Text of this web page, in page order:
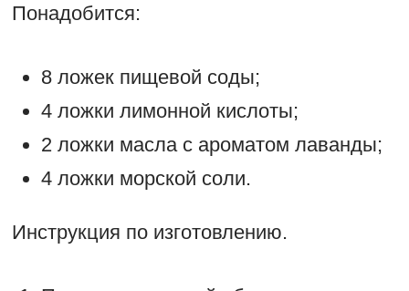
Понадобится:
8 ложек пищевой соды;
4 ложки лимонной кислоты;
2 ложки масла с ароматом лаванды;
4 ложки морской соли.
Инструкция по изготовлению.